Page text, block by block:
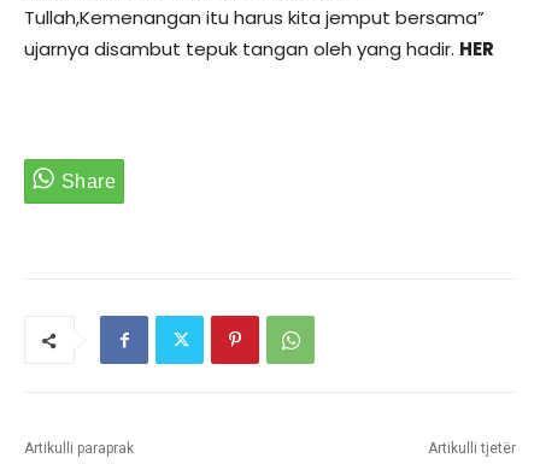
Tullah,Kemenangan itu harus kita jemput bersama”
ujarnya disambut tepuk tangan oleh yang hadir. HER
Artikulli paraprak Artikulli tjetër